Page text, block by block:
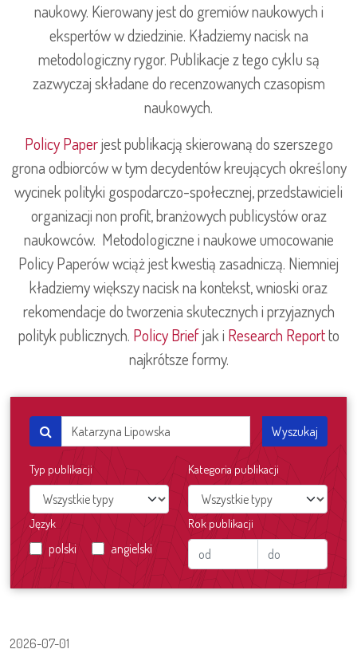
naukowy. Kierowany jest do gremiów naukowych i
ekspertów w dziedzinie. Kładziemy nacisk na
metodologiczny rygor. Publikacje z tego cyklu są
zazwyczaj składane do recenzowanych czasopism
naukowych.
Policy Paperjest publikacją skierowaną do szerszego
grona odbiorców w tym decydentów kreujących określony
wycinek polityki gospodarczo-społecznej, przedstawicieli
organizacji non profit, branżowych publicystów oraz
naukowców. Metodologiczne i naukowe umocowanie
Policy Paperów wciąż jest kwestią zasadniczą. Niemniej
kładziemy większy nacisk na kontekst, wnioski oraz
rekomendacje do tworzenia skutecznych i przyjaznych
polityk publicznych. Policy Briefjak i Research Reportto
najkrótsze formy.
Wyszukaj
Typ publikacji Kategoria publikacji
Język
polski angielski
Rok publikacji
2026-07-01